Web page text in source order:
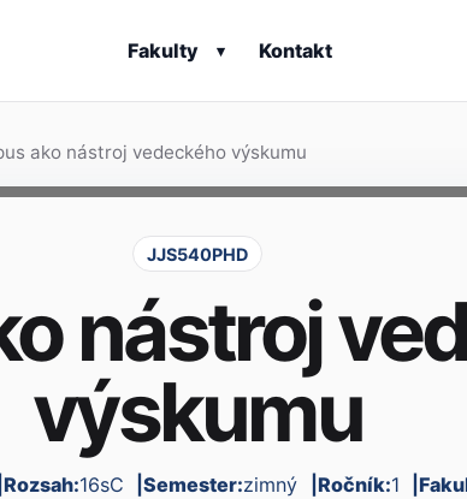
Fakulty ▾ Kontakt
ako nástroj vedeckého výskumu
JJS540PHD
nástroj
výskumu
Rozsah:16sC Semester:zimný Ročník:1